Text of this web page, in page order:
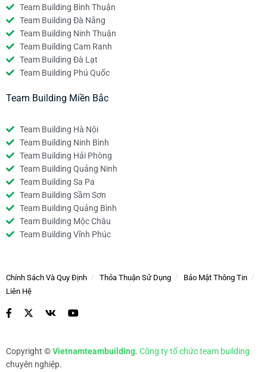
Team Building Bình Thuận
Team Building Đà Nẵng
Team Building Ninh Thuận
Team Building Cam Ranh
Team Building Đà Lạt
Team Building Phú Quốc
Team Building Miền Bắc
Team Building Hà Nội
Team Building Ninh Bình
Team Building Hải Phòng
Team Building Quảng Ninh
Team Building Sa Pa
Team Building Sầm Sơn
Team Building Quảng Bình
Team Building Mộc Châu
Team Building Vĩnh Phúc
Chính Sách Và Quy Định Thỏa Thuận Sử Dụng
Bảo Mật Thông Tin
Liên Hệ
Copyright ©Vietnamteambuilding. Công ty tổ chức team building
chuyên nghiệp.